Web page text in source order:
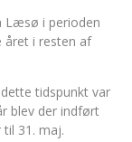
Læsø i perioden
året i resten af
tidspunkt var
blev der indført
31. maj.